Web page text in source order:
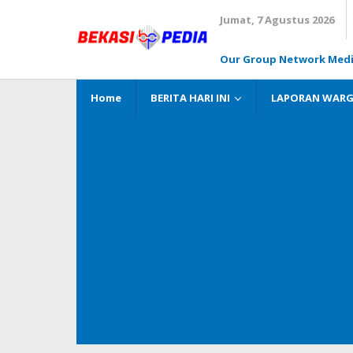
Jumat, 7 Agustus 2026
Our Group Network
Home BERITA HARI INI LAPORAN